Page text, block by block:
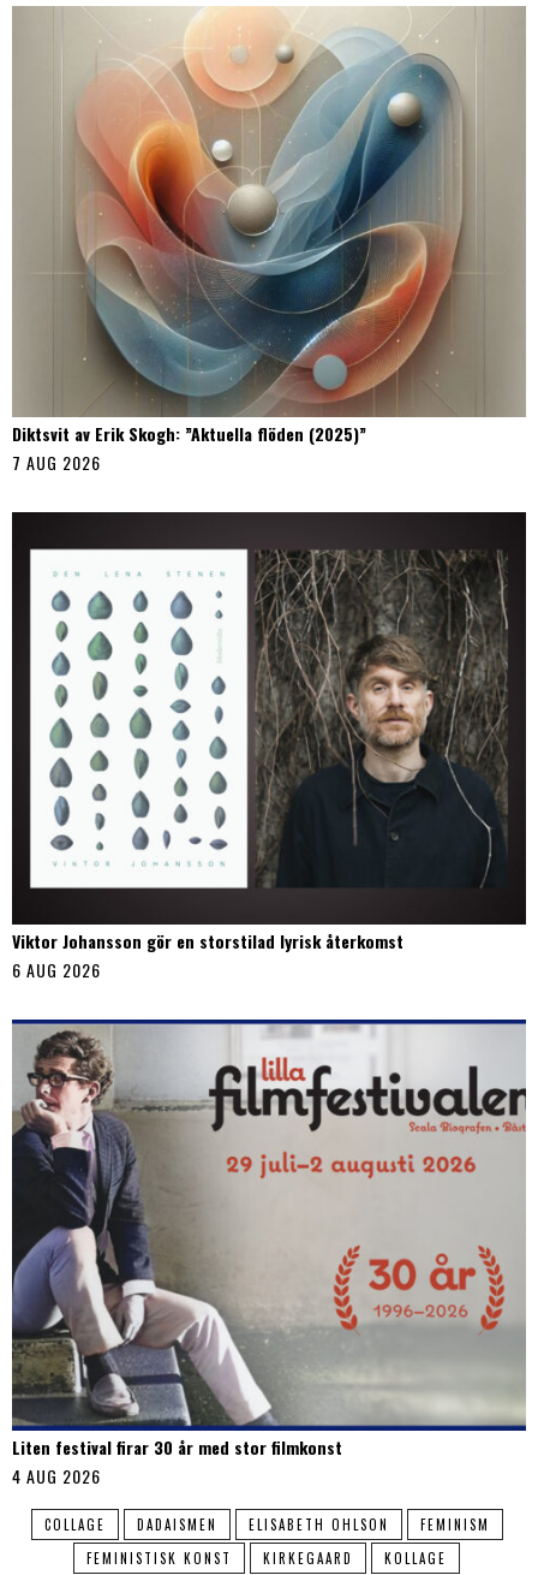
Diktsvit av Erik Skogh: ”Aktuella flöden (2025)”
7 AUG 2026
Viktor Johansson gör en storstilad lyrisk återkomst
6 AUG 2026
Liten festival firar 30 år med stor filmkonst
4 AUG 2026
COLLAGE DADAISMEN ELISABETH OHLSON
FEMINISM
FEMINISTISK KONST
KIRKEGAARD KOLLAGE